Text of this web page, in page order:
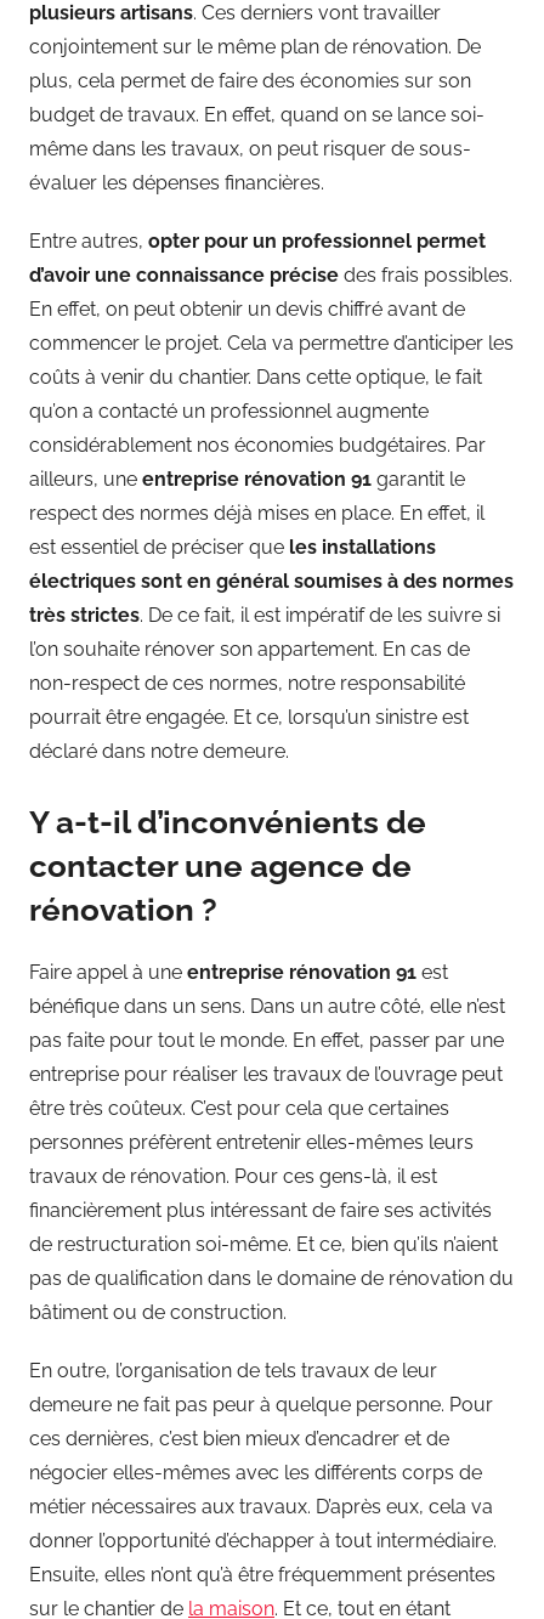
plusieurs artisans. Ces derniers vont travailler
conjointement sur le même plan de rénovation. De
plus, cela permet de faire des économies sur son
budget de travaux. En effet, quand on se lance soi-
même dans les travaux, on peut risquer de sous-
évaluer les dépenses financières.
Entre autres, opter pour un professionnel permet
d’avoir une connaissance précise des frais possibles.
En effet, on peut obtenir un devis chiffré avant de
commencer le projet. Cela va permettre d’anticiper les
coûts à venir du chantier. Dans cette optique, le fait
qu’on a contacté un professionnel augmente
considérablement nos économies budgétaires. Par
ailleurs, une entreprise rénovation 91 garantit le
respect des normes déjà mises en place. En effet, il
est essentiel de préciser que les installations
électriques sont en général soumises à des normes
très strictes. De ce fait, il est impératif de les suivre si
l’on souhaite rénover son appartement. En cas de
non-respect de ces normes, notre responsabilité
pourrait être engagée. Et ce, lorsqu’un sinistre est
déclaré dans notre demeure.
Y a-t-il d’inconvénients de
contacter une agence de
rénovation ?
Faire appel à une entreprise rénovation 91 est
bénéfique dans un sens. Dans un autre côté, elle n’est
pas faite pour tout le monde. En effet, passer par une
entreprise pour réaliser les travaux de l’ouvrage peut
être très coûteux. C’est pour cela que certaines
personnes préfèrent entretenir elles-mêmes leurs
travaux de rénovation. Pour ces gens-là, il est
financièrement plus intéressant de faire ses activités
de restructuration soi-même. Et ce, bien qu’ils n’aient
pas de qualification dans le domaine de rénovation du
bâtiment ou de construction.
En outre, l’organisation de tels travaux de leur
demeure ne fait pas peur à quelque personne. Pour
ces dernières, c’est bien mieux d’encadrer et de
négocier elles-mêmes avec les différents corps de
métier nécessaires aux travaux. D’après eux, cela va
donner l’opportunité d’échapper à tout intermédiaire.
Ensuite, elles n’ont qu’à être fréquemment présentes
sur le chantier de la maison. Et ce, tout en étant